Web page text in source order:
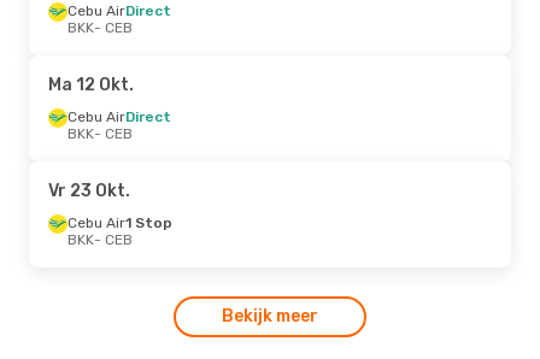
Zo 6 Sep.- Za 12 Sep.
Cebu AirDirect
CEB - BKK
Cebu AirDirect
BKK- CEB
Ma 12 Okt.
Cebu AirDirect
BKK- CEB
Vr 23 Okt.
Cebu Air1 Stop
BKK- CEB
Bekijk meer